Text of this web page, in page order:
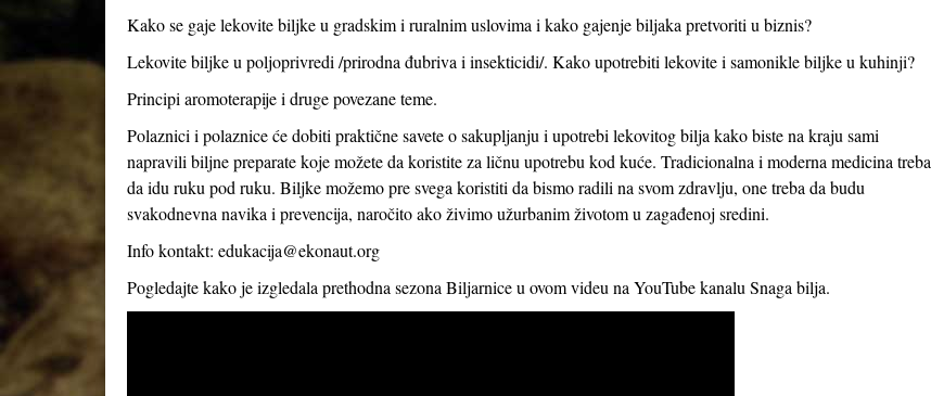
Kako se gaje lekovite biljke u gradskim i ruralnim uslovima i kako gajenje biljaka pretvoriti u biznis?
Lekovite biljke u poljoprivredi /prirodna đubriva i insekticidi/. Kako upotrebiti lekovite i samonikle biljke u kuhinji?
Principi aromoterapije i druge povezane teme.
Polaznici i polaznice će dobiti praktične savete o sakupljanju i upotrebi lekovitog bilja kako biste na kraju sami
napravili biljne preparate koje možete da koristite za ličnu upotrebu kod kuće. Tradicionalna i moderna medicina treba
da idu ruku pod ruku. Biljke možemo pre svega koristiti da bismo radili na svom zdravlju, one treba da budu
svakodnevna navika i prevencija, naročito ako živimo užurbanim životom u zagađenoj sredini.
Info kontakt: edukacija@ekonaut.org
Pogledajte kako je izgledala prethodna sezona Biljarnice u ovom videu na YouTube kanalu Snaga bilja.